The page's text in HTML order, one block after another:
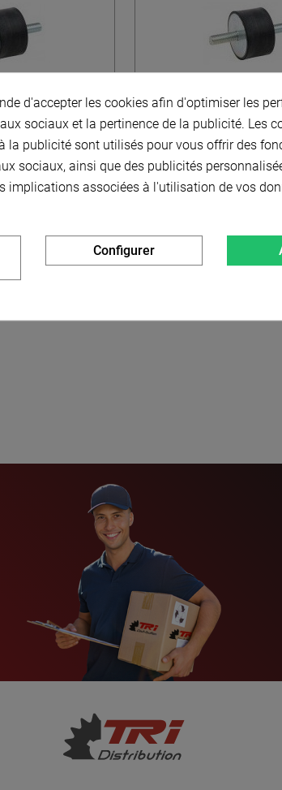
MALE /
A
de
la liste
PLOTS
/ MALE - TYPE A
Choisir dans la
d'accepter les cookies afin d'optimiser les
sociaux et la pertinence de la publicité. Les
la publicité sont utilisés pour vous offrir des
sociaux, ainsi que des publicités
implications associées à l'utilisation de vos
Configurer